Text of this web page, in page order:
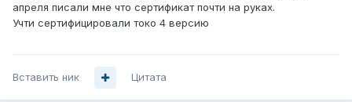
апреля писали мне что сертификат почти на руках.
Учти сертифицировали токо 4 версию
Вставить ник Цитата